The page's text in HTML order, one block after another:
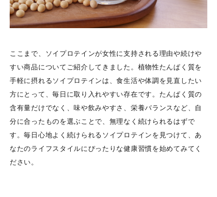
ここまで、ソイプロテインが女性に支持される理由や続けや
すい商品についてご紹介してきました。植物性たんぱく質を
手軽に摂れるソイプロテインは、食生活や体調を見直したい
方にとって、毎日に取り入れやすい存在です。たんぱく質の
含有量だけでなく、味や飲みやすさ、栄養バランスなど、自
分に合ったものを選ぶことで、無理なく続けられるはずで
す。毎日心地よく続けられるソイプロテインを見つけて、あ
なたのライフスタイルにぴったりな健康習慣を始めてみてく
ださい。